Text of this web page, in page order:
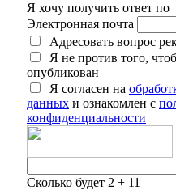
Я хочу получить ответ по
Электронная почта
Адресовать вопрос
Я не против того,
опубликован
Я согласен на
данных и ознакомлен с
конфиденциальности
Сколько будет 2 + 11